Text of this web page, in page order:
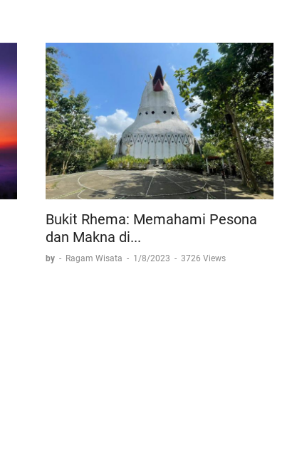
Bukit Rhema: Memahami Pesona
dan Makna di...
by - Ragam Wisata - 1/8/2023 - 3726 Views